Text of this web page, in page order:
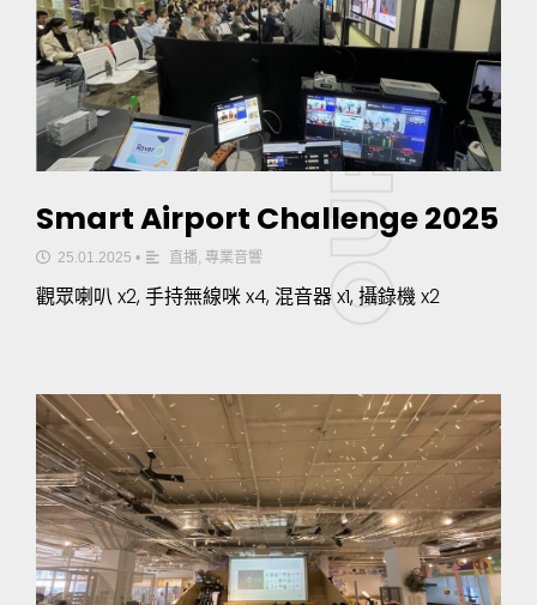
Smart Airport Challenge 2025
25.01.2025 • 直播 專業音響
觀眾喇叭 x2, 手持無線咪 x4, 混音器 x1, 攝錄機 x2